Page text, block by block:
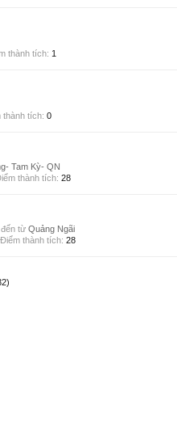
thành tích: 1
thành tích: 0
Tam Kỳ- QN
thành tích: 28
đến từ Quảng Ngãi
Điểm thành tích: 28